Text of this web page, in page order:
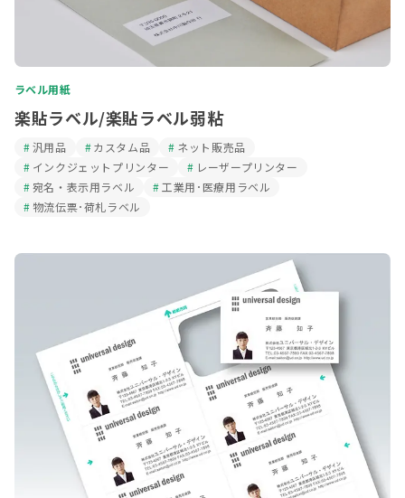
ラベル用紙
楽貼ラベル/楽貼ラベル弱粘
汎用品 カスタム品
ネット販売品
インクジェットプリンター
レーザープリンター
宛名・表示用ラベル
工業用･医療用ラベル
物流伝票･荷札ラベル